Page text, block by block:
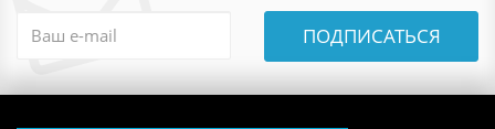
ПОДПИСАТЬСЯ